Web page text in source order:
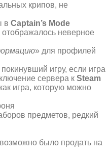
крипов, не
в Captain’s Mode
отображалось неверное
» для профилей
игру, если игра
сервера к Steam
игра, которую можно
предметов, редкий
было продать на